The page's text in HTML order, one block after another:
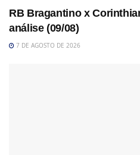
RB Bragantino x
análise (09/08)
7 DE AGOSTO DE 2026